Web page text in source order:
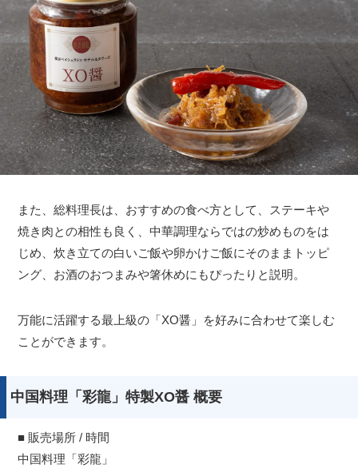
また、総料理長は、おすすめの食べ方として、ステーキや
焼き肉との相性も良く、中華調理ならではの炒めものをは
じめ、炊き立ての白いご飯や卵かけご飯にそのままトッピ
ング、お酒のおつまみや箸休めにもぴったりと説明。
万能に活躍する最上級の「XO醤」を好みに合わせて楽しむ
ことができます。
中国料理「彩龍」特製XO醤 概要
■ 販売場所 / 時間
中国料理「彩龍」